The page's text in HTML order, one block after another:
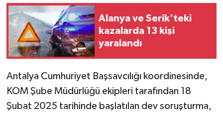
Alanya ve Serik'teki
kazalarda 13 kişi
yaralandı
Antalya Cumhuriyet Başsavcılığı koordinesinde,
KOM Şube Müdürlüğü ekipleri tarafından 18
Şubat 2025 tarihinde başlatılan dev soruşturma,